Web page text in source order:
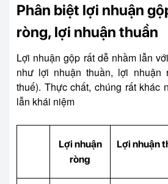
Phân biệt lợi nhuận
ròng, lợi nhuận thuần
Lợi nhuận gộp rất dễ nhầm lẫn
như lợi nhuận thuần, lợi nhuận
thuế). Thực chất, chúng rất khác
lẫn khái niệm
Lợi nhuận
ròng
Lợi nhuận